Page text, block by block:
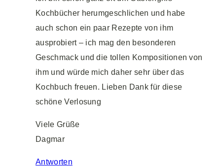
Kochbücher herumgeschlichen und habe
auch schon ein paar Rezepte von ihm
ausprobiert – ich mag den besonderen
Geschmack und die tollen Kompositionen von
ihm und würde mich daher sehr über das
Kochbuch freuen. Lieben Dank für diese
schöne Verlosung
Viele Grüße
Dagmar
Antworten